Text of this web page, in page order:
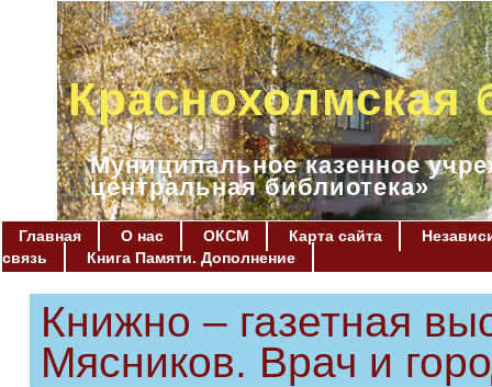
Краснохолмская
Муниципальное казенное
центральная библиотека»
Главная О нас ОКСМ Карта сайта
связь
Книга Памяти. Дополнение
Книжно – газетная
Мясников. Врач и